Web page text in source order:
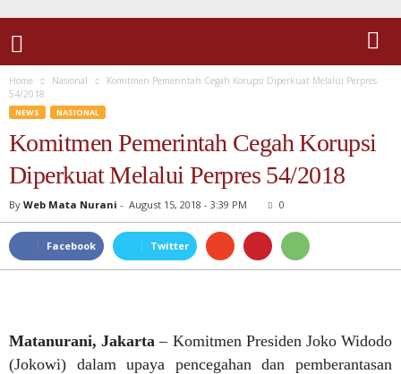
Home Nasional
Komitmen Pemerintah Cegah Korupsi Diperkuat Melalui Perpres
54/2018
NEWS NASIONAL
Komitmen Pemerintah Cegah Korupsi
Diperkuat Melalui Perpres 54/2018
By Web Mata Nurani - August 15, 2018 - 3:39 PM 0
Facebook Twitter
Matanurani, Jakarta – Komitmen Presiden Joko Widodo
(Jokowi) dalam upaya pencegahan dan pemberantasan